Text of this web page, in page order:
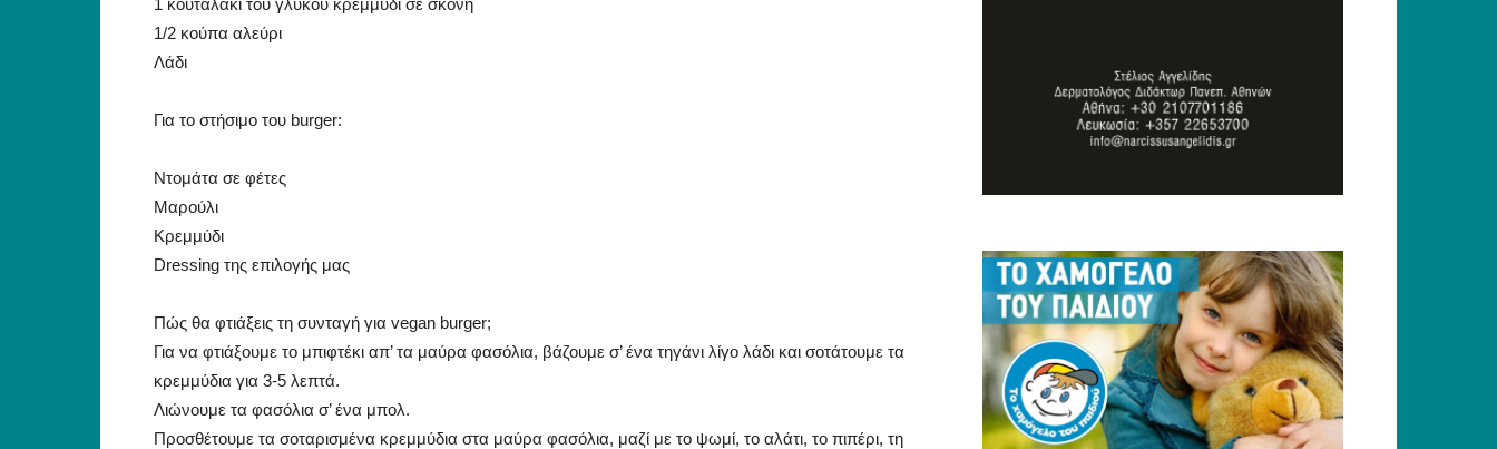
1 κουταλάκι του γλυκού κρεμμύδι σε σκόνη
1/2 κούπα αλεύρι
Λάδι
Για το στήσιμο του burger:
Ντομάτα σε φέτες
Μαρούλι
Κρεμμύδι
Dressing της επιλογής μας
Πώς θα φτιάξεις τη συνταγή για vegan burger;
Για να φτιάξουμε το μπιφτέκι απ’ τα μαύρα φασόλια, βάζουμε σ’ ένα τηγάνι λίγο λάδι και σοτάτουμε τα
κρεμμύδια για 3-5 λεπτά.
Λιώνουμε τα φασόλια σ’ ένα μπολ.
Προσθέτουμε τα σοταρισμένα κρεμμύδια στα μαύρα φασόλια, μαζί με το ψωμί, το αλάτι, το πιπέρι, τη